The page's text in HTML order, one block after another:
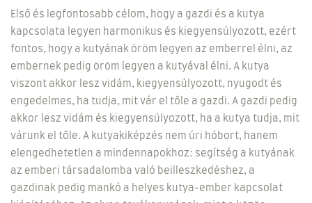
Első és legfontosabb célom, hogy a gazdi és a kutya
kapcsolata legyen harmonikus és kiegyensúlyozott, ezért
fontos, hogy a kutyának öröm legyen az emberrel élni, az
embernek pedig öröm legyen a kutyával élni. A kutya
viszont akkor lesz vidám, kiegyensúlyozott, nyugodt és
engedelmes, ha tudja, mit vár el tőle a gazdi. A gazdi pedig
akkor lesz vidám és kiegyensúlyozott, ha a kutya tudja, mit
várunk el tőle. A kutyakiképzés nem úri hóbort, hanem
elengedhetetlen a mindennapokhoz: segítség a kutyának
az emberi társadalomba való beilleszkedéshez, a
gazdinak pedig mankó a helyes kutya-ember kapcsolat